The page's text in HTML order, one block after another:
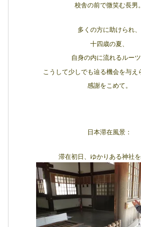
校舎の前で微笑む長男。
多くの方に助けられ、
十四歳の夏、
自身の内に流れるルー
こうして少しでも辿る機会を与え
感謝をこめて。
日本滞在風景：
滞在初日、ゆかりある神社を